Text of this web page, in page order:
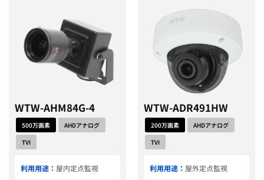
WTW-AHM84G-4
500万画素
AHDアナログ
TVI
利用用途： 屋内定点監視
WTW-ADR491HW
200万画素
AHDアナログ
TVI
利用用途： 屋外定点監視